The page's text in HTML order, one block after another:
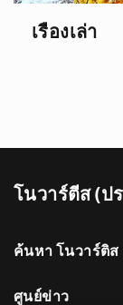
เรื่องเล่า
โนวาร์ตีส (ป
ค้นหา โนวาร์ติส
ศูนย์ข่าว